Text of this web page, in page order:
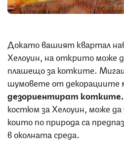
Докато вашият квартал
Хелоуин, на открито може
плашещо за котките.
шумовете от декорациите
дезориентират котките.
костюм за Хелоуин, може
които по природа са
в околната среда.